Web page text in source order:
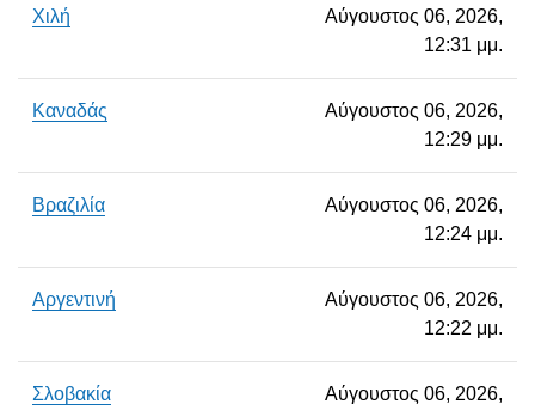
Χιλή
Αύγουστος 06, 2026,
12:31 μμ.
Καναδάς
Αύγουστος 06, 2026,
12:29 μμ.
Βραζιλία
Αύγουστος 06, 2026,
12:24 μμ.
Αργεντινή
Αύγουστος 06, 2026,
12:22 μμ.
Σλοβακία Αύγουστος 06, 2026,